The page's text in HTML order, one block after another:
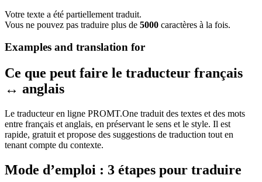
Votre texte a été partiellement traduit.
Vous ne pouvez pas traduire plus de 5000 caractères à la fois.
Examples and translation for
Ce que peut faire le traducteur français
↔ anglais
Le traducteur en ligne PROMT.One traduit des textes et des mots
entre français et anglais, en préservant le sens et le style. Il est
rapide, gratuit et propose des suggestions de traduction tout en
tenant compte du contexte.
Mode d’emploi : 3 étapes pour traduire